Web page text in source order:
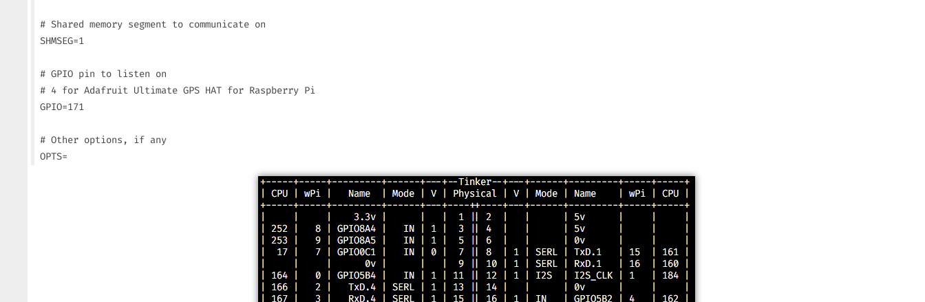
# Shared memory segment to communicate on
SHMSEG=1
# GPIO pin to listen on
# 4 for Adafruit Ultimate GPS HAT for Raspberry Pi
GPIO=171
# Other options, if any